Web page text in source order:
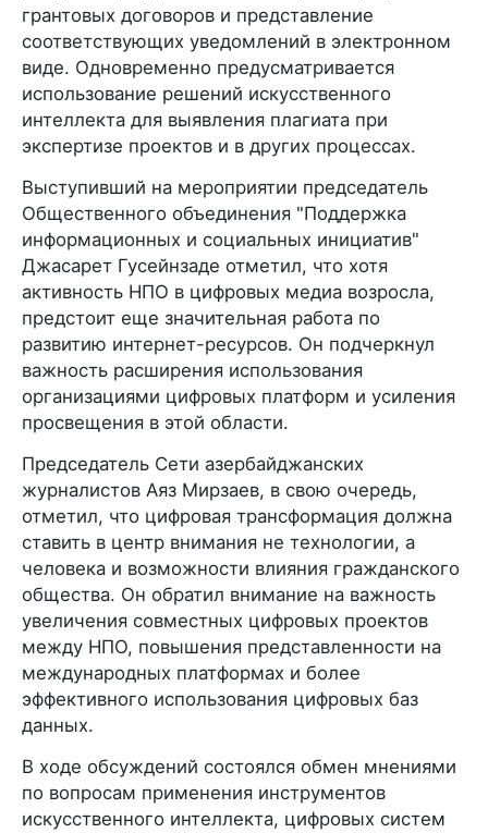
грантовых договоров и представление
соответствующих уведомлений в электронном
виде. Одновременно предусматривается
использование решений искусственного
интеллекта для выявления плагиата при
экспертизе проектов и в других процессах.
Выступивший на мероприятии председатель
Общественного объединения "Поддержка
информационных и социальных инициатив"
Джасарет Гусейнзаде отметил, что хотя
активность НПО в цифровых медиа возросла,
предстоит еще значительная работа по
развитию интернет-ресурсов. Он подчеркнул
важность расширения использования
организациями цифровых платформ и усиления
просвещения в этой области.
Председатель Сети азербайджанских
журналистов Аяз Мирзаев, в свою очередь,
отметил, что цифровая трансформация должна
ставить в центр внимания не технологии, а
человека и возможности влияния гражданского
общества. Он обратил внимание на важность
увеличения совместных цифровых проектов
между НПО, повышения представленности на
международных платформах и более
эффективного использования цифровых баз
данных.
В ходе обсуждений состоялся обмен мнениями
по вопросам применения инструментов
искусственного интеллекта, цифровых систем